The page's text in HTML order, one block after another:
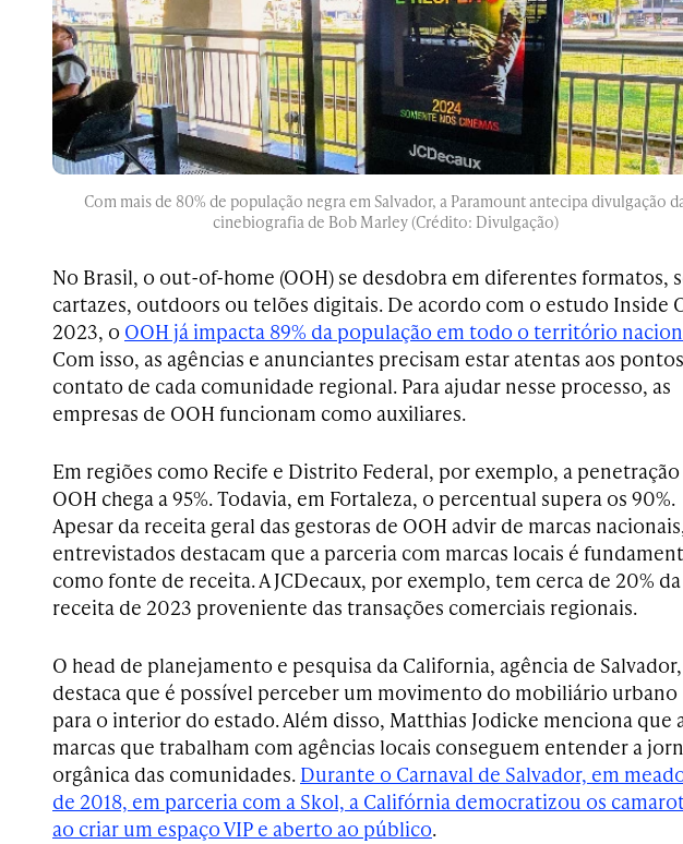
Com mais de 80% de população negra em Salvador, a Paramount antecipa divulgação
cinebiografia de Bob Marley (Crédito: Divulgação)
No Brasil, o out-of-home (OOH) se desdobra em diferentes formatos,
cartazes, outdoors ou telões digitais. De acordo com o estudo Inside
2023, o OOH já impacta 89% da população em todo o território
Com isso, as agências e anunciantes precisam estar atentas aos
contato de cada comunidade regional. Para ajudar nesse processo, as
empresas de OOH funcionam como auxiliares.
Em regiões como Recife e Distrito Federal, por exemplo, a
OOH chega a 95%. Todavia, em Fortaleza, o percentual supera os 90%.
Apesar da receita geral das gestoras de OOH advir de marcas
entrevistados destacam que a parceria com marcas locais é
como fonte de receita. A JCDecaux, por exemplo, tem cerca de 20% da
receita de 2023 proveniente das transações comerciais regionais.
O head de planejamento e pesquisa da California, agência de Salvador,
destaca que é possível perceber um movimento do mobiliário urbano
para o interior do estado. Além disso, Matthias Jodicke menciona que
marcas que trabalham com agências locais conseguem entender a
orgânica das comunidades. Durante o Carnaval de Salvador, em
de 2018, em parceria com a Skol, a Califórnia democratizou os
ao criar um espaço VIP e aberto ao público.